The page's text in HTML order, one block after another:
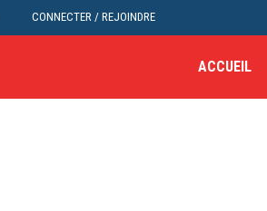
CONNECTER / REJOINDRE
ACCUEIL